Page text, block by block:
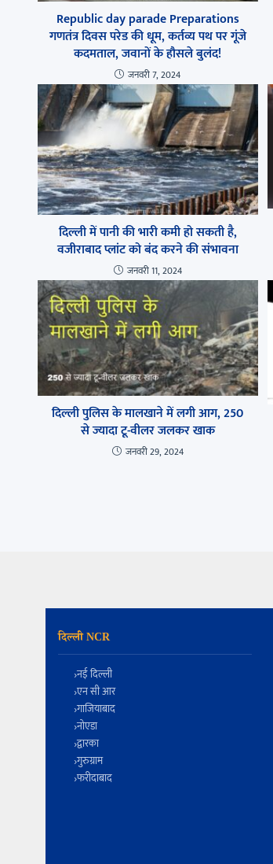
Republic day parade Preparations
गणतंत्र दिवस परेड की धूम, कर्तव्य पथ पर गूंजे
कदमताल, जवानों के हौसले बुलंद!
जनवरी 7, 2024
दिल्ली में पानी की भारी कमी हो सकती है,
वजीराबाद प्लांट को बंद करने की संभावना
जनवरी 11, 2024
दिल्ली पुलिस के मालखाने में लगी आग, 250
से ज्यादा टू-वीलर जलकर खाक
जनवरी 29, 2024
दिल्ली NCR
नई दिल्ली
एन सी आर
गाजियाबाद
नोएडा
द्वारका
गुरुग्राम
फरीदाबाद